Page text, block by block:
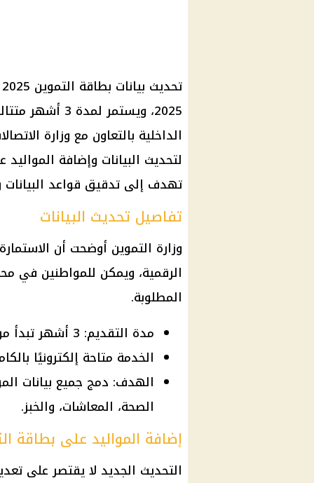
2025، ويستمر
الداخلية بالتعاون مع وزارة
لتحديث البيانات وإضافة
تهدف إلى تدقيق قواعد
تفاصيل تحديث البيانات
وزارة التموين أوضحت أن
الرقمية، ويمكن للمواطنين في
المطلوبة.
مدة التقديم: 3 أشهر تبدأ من 14 سبتمبر.
الخدمة متاحة إلكترونيًا
الهدف: دمج جميع بيانات
الصحة، المعاشات، والخبز.
إضافة المواليد على بطاقة
التحديث الجديد لا يقتصر على